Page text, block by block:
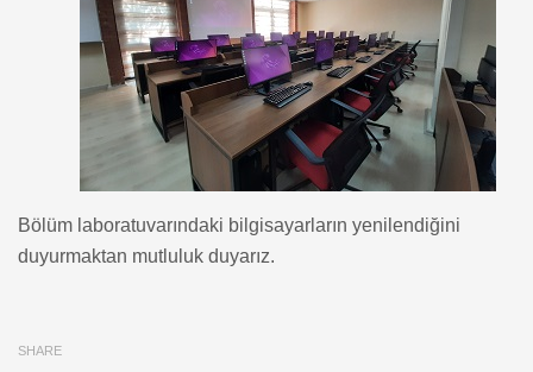
Bölüm laboratuvarındaki bilgisayarların yenilendiğini
duyurmaktan mutluluk duyarız.
SHARE